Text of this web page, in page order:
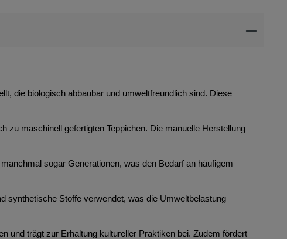
die biologisch abbaubar und umweltfreundlich sind. Diese
zu maschinell gefertigten Teppichen. Die manuelle Herstellung
sogar Generationen, was den Bedarf an häufigem
synthetische Stoffe verwendet, was die Umweltbelastung
und trägt zur Erhaltung kultureller Praktiken bei. Zudem fördert